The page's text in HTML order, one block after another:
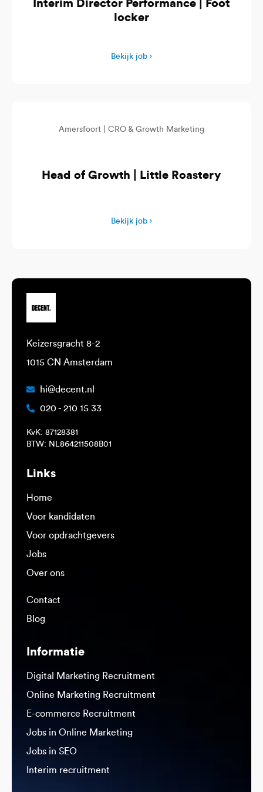
Interim Director Performance | Foot
locker
Bekijk job ›
Amersfoort | CRO & Growth Marketing
Head of Growth | Little Roastery
Bekijk job ›
Keizersgracht 8-2
1015 CN Amsterdam
hi@decent.nl
020 - 210 15 33
KvK: 87128381
BTW: NL864211508B01
Links
Home
Voor kandidaten
Voor opdrachtgevers
Jobs
Over ons
Contact
Blog
Informatie
Digital Marketing Recruitment
Online Marketing Recruitment
E-commerce Recruitment
Jobs in Online Marketing
Jobs in SEO
Interim recruitment